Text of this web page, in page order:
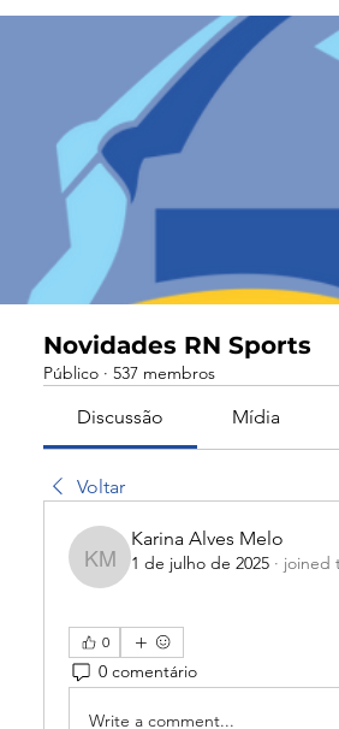
Novidades RN Sports
Público · 537 membros
Discussão Mídia
Voltar
Karina Alves Melo
Karina Alves Melo
1 de julho de 2025 · joined
0
0 comentário
Write a comment...